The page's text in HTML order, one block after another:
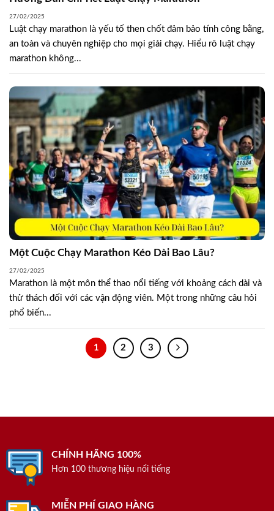
27/02/2025
Luật chạy marathon là yếu tố then chốt đảm bảo tính công bằng,
an toàn và chuyên nghiệp cho mọi giải chạy. Hiểu rõ luật chạy
marathon không...
Một Cuộc Chạy Marathon Kéo Dài Bao Lâu?
27/02/2025
Marathon là một môn thể thao nổi tiếng với khoảng cách dài và
thử thách đối với các vận động viên. Một trong những câu hỏi
phổ biến...
1 2 3
CHÍNH HÃNG 100%
Hơn 100 thương hiệu nổi tiếng
MIỄN PHÍ GIAO HÀNG